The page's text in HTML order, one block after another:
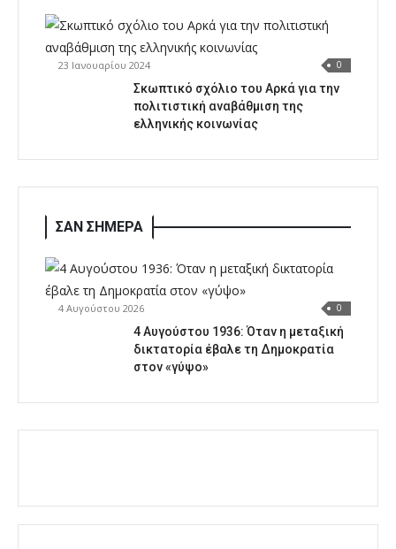
23 Ιανουαρίου 2024 0
Σκωπτικό σχόλιο του Αρκά για την
πολιτιστική αναβάθμιση της
ελληνικής κοινωνίας
ΣΑΝ ΣΗΜΕΡΑ
4 Αυγούστου 2026 0
4 Αυγούστου 1936: Όταν η μεταξική
δικτατορία έβαλε τη Δημοκρατία
στον «γύψο»